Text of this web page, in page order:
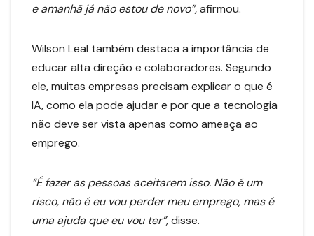
e amanhã já não estou de novo”,afirmou.
Wilson Leal também destaca a importância de
educar alta direção e colaboradores. Segundo
ele, muitas empresas precisam explicar o que é
IA, como ela pode ajudar e por que a tecnologia
não deve ser vista apenas como ameaça ao
emprego.
“É fazer as pessoas aceitarem isso. Não é um
risco, não é eu vou perder meu emprego, mas é
uma ajuda que eu vou ter”,disse.